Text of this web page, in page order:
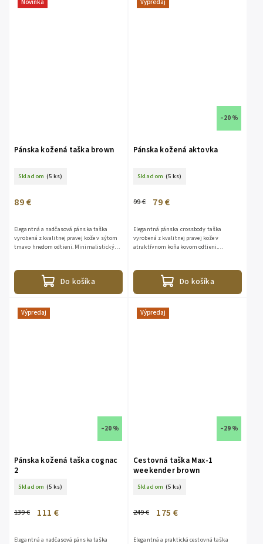
Novinka
Pánska kožená taška brown
Skladom (5 ks)
89 €
Do košíka
Elegantná a nadčasová pánska taška
vyrobená z kvalitnej pravej kože v sýtom
tmavo hnedom odtieni. Minimalistický
Výpredaj
–20 %
Pánska kožená aktovka
Skladom (5 ks)
99 € 79 €
Do košíka
Elegantná pánska crossbody taška
vyrobená z kvalitnej pravej kože v
atraktívnom koňakovom odtieni.
Výpredaj
–20 %
Pánska kožená taška cognac
2
Skladom (5 ks)
139 € 111 €
Elegantná a nadčasová pánska taška
Výpredaj
–29 %
Cestovná taška Max-1
weekender brown
Skladom (5 ks)
249 € 175 €
Elegantná a praktická cestovná taška